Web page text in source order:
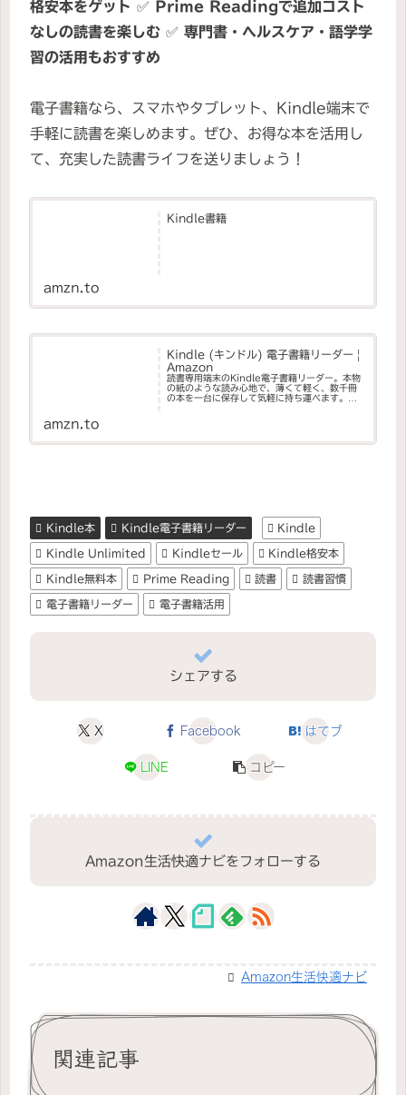
格安本をゲット ✅ Prime Readingで追加コスト
なしの読書を楽しむ ✅ 専門書・ヘルスケア・語学学
習の活用もおすすめ
電子書籍なら、スマホやタブレット、Kindle端末で
手軽に読書を楽しめます。ぜひ、お得な本を活用し
て、充実した読書ライフを送りましょう！
Kindle書籍
amzn.to
Kindle (キンドル) 電子書籍リーダー |
Amazon
読書専用端末のKindle電子書籍リーダー。本物
の紙のような読み心地で、薄くて軽く、数千冊
の本を一台に保存して気軽に持ち運べます。目
amzn.to
Kindle本 Kindle電子書籍リーダー Kindle
Kindle Unlimited Kindleセール Kindle格安本
Kindle無料本 Prime Reading 読書 読書習慣
電子書籍リーダー 電子書籍活用
シェアする
X Facebook はてブ
LINE コピー
Amazon生活快適ナビをフォローする
Amazon生活快適ナビ
関連記事